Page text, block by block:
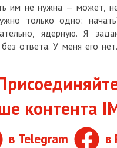
им не нужна — может,
только одно:
ядерную. Я
ответа. У меня его
контента
в Telegram в